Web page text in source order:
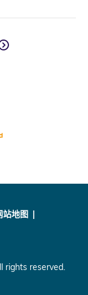
站地图
rights reserved.